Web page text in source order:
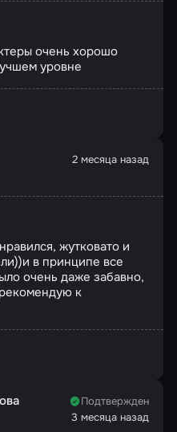
очень хорошо
уровне
2 месяца назад
жутковато и
в принципе все
очень даже забавно,
к
Подтвержден
3 месяца назад